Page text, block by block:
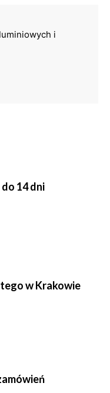
i
14 dni
w Krakowie